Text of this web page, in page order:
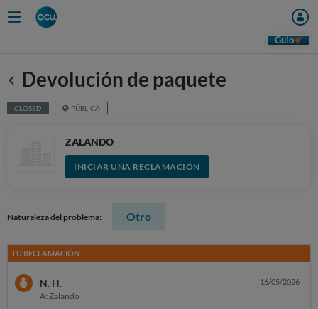
Guio
Anterior
Devolución de paquete
CLOSED PÚBLICA
ZALANDO
INICIAR UNA RECLAMACIÓN
Naturaleza del problema: Otro
TU RECLAMACIÓN
N. H.
A: Zalando
16/05/2026